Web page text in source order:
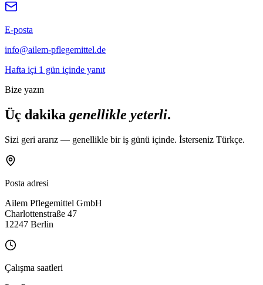
E-posta
info@ailem-pflegemittel.de
Hafta içi 1 gün içinde yanıt
Bize yazın
Üç dakika genellikle yeterli.
Sizi geri ararız — genellikle bir iş günü içinde. İsterseniz Türkçe.
Posta adresi
Ailem Pflegemittel GmbH
Charlottenstraße 47
12247 Berlin
Çalışma saatleri